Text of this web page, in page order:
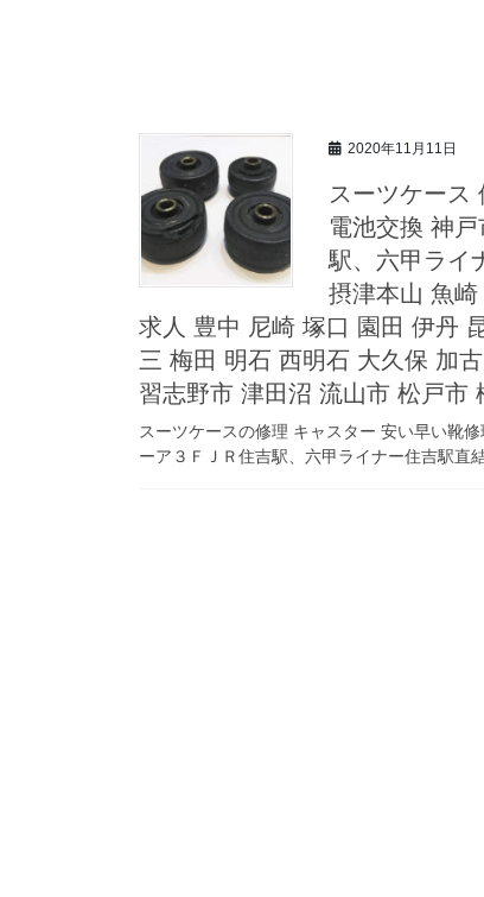
2020年11月11日
スーツケース
電池交換 神
駅、六甲ライ
摂津本山 魚
求人 豊中 尼崎 塚口 園田 伊丹
三 梅田 明石 西明石 大久保 加
習志野市 津田沼 流山市 松戸市
スーツケースの修理 キャスター 安い早い靴
ーア３ＦＪＲ住吉駅、六甲ライナー住吉駅